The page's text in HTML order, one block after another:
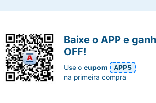
Baixe o APP e
OFF!
Use ocupom
APP5
na primeira compra